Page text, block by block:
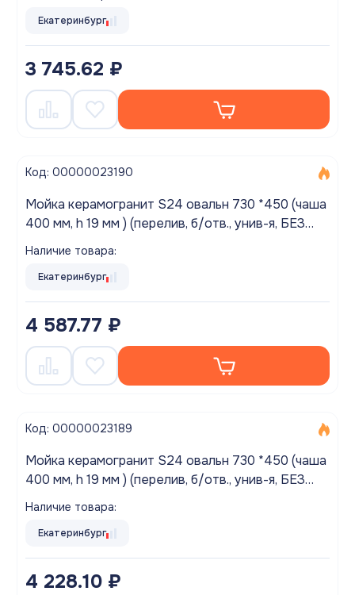
Екатеринбург
3 745.62 ₽
Код: 00000023190
Мойка керамогранит S24 овальн 730 *450 (чаша
400 мм, h 19 мм ) (перелив, б/отв., унив-я, БЕЗ
Наличие товара:
Екатеринбург
4 587.77 ₽
Код: 00000023189
Мойка керамогранит S24 овальн 730 *450 (чаша
400 мм, h 19 мм ) (перелив, б/отв., унив-я, БЕЗ
Наличие товара:
Екатеринбург
4 228.10 ₽